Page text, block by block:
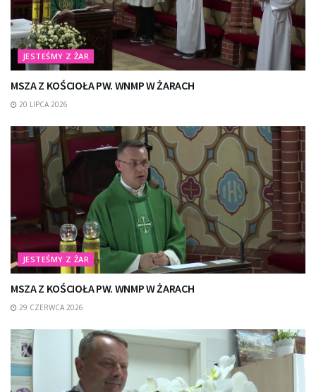
JESTEŚMY Z ŻAR
MSZA Z KOŚCIOŁA PW. WNMP W ŻARACH
20 LIPCA 2026
JESTEŚMY Z ŻAR
MSZA Z KOŚCIOŁA PW. WNMP W ŻARACH
29 CZERWCA 2026